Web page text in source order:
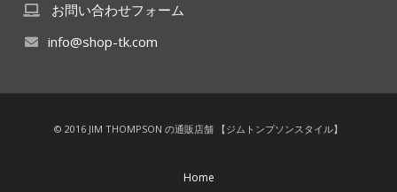
お問い合わせフォーム
info@shop-tk.com
© 2016 JIM THOMPSON の通販店舗 【ジムトンプソンスタイル】
Home